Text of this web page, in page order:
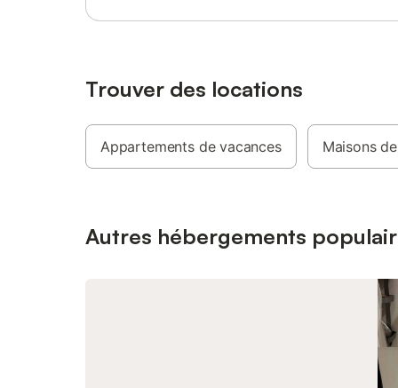
son
animée
la
Trouver des locations
Appartements de vacances Maisons
Autres hébergements